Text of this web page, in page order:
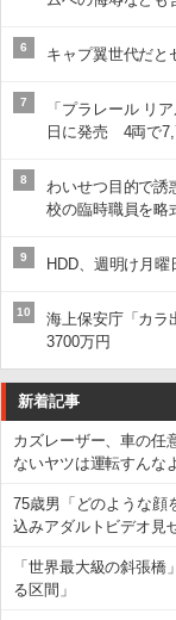
6 キャプ翼世代だと
7
「プラレール リ
日に発売 4両で
8
わいせつ目的で
校の臨時職員を略
9 HDD、週明け月
10
海上保安庁「カ
3700万円
新着記事
カズレーザー、車の任
ないヤツは運転すんな
75歳男「どのような顔
込みアダルトビデオ見
「世界最大級の斜張
る区間」